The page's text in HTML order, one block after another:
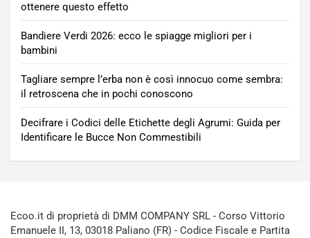
ottenere questo effetto
Bandiere Verdi 2026: ecco le spiagge migliori per i
bambini
Tagliare sempre l’erba non è così innocuo come sembra:
il retroscena che in pochi conoscono
Decifrare i Codici delle Etichette degli Agrumi: Guida per
Identificare le Bucce Non Commestibili
Ecoo.it di proprietà di DMM COMPANY SRL - Corso Vittorio
Emanuele II, 13, 03018 Paliano (FR) - Codice Fiscale e Partita